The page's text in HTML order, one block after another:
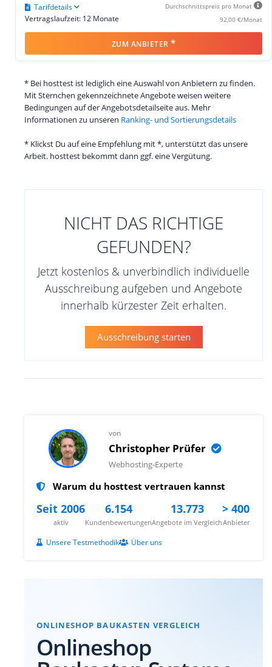
Durchschnittspreis pro Monat
92,00 €/Monat
Vertragslaufzeit: 12 Monate
Tarifdetails
ZUM ANBIETER *
* Bei hosttest ist lediglich eine Auswahl von Anbietern zu finden.
Mit Sternchen gekennzeichnete Angebote weisen weitere
Bedingungen auf der Angebotsdetailseite aus. Mehr
Informationen zu unseren Ranking- und Sortierungsdetails
* Klickst Du auf eine Empfehlung mit *, unterstützt das unsere
Arbeit. hosttest bekommt dann ggf. eine Vergütung.
NICHT DAS RICHTIGE
GEFUNDEN?
Jetzt kostenlos & unverbindlich individuelle
Ausschreibung aufgeben und Angebote
innerhalb kürzester Zeit erhalten.
Ausschreibung starten
von
Christopher Prüfer
Webhosting-Experte
Warum du hosttest vertrauen kannst
Seit 2006
aktiv
6.154
Kundenbewertungen
13.773
Angebote im Vergleich
> 400
Anbieter
Unsere Testmethodik Über uns
ONLINESHOP BAUKASTEN VERGLEICH
Onlineshop